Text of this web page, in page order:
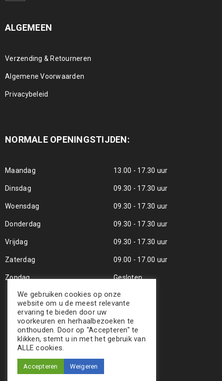
ALGEMEEN
Verzending & Retourneren
Algemene Voorwaarden
Privacybeleid
NORMALE OPENINGSTIJDEN:
Maandag 13.00 - 17.30 uur
Dinsdag 09.30 - 17.30 uur
Woensdag 09.30 - 17.30 uur
Donderdag 09.30 - 17.30 uur
Vrijdag 09.30 - 17.30 uur
Zaterdag 09.00 - 17.00 uur
Zondag Gesloten
We gebruiken cookies op onze
website om u de meest relevante
ervaring te bieden door uw
voorkeuren en herhaalbezoeken te
onthouden. Door op "Accepteren" te
klikken, stemt u in met het gebruik van
ALLE cookies.
Accepteren Weigeren